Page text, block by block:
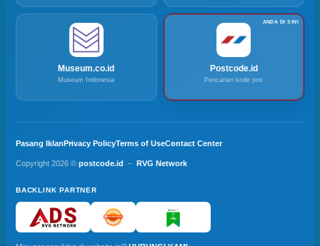
Museum.co.id
Museum Indonesia
Postcode.id
Pencarian kode pos
Pasang IklanPrivacy PolicyTerms of UseContact Center
Copyright 2026 © postcode.id – RVG Network
BACKLINK PARTNER